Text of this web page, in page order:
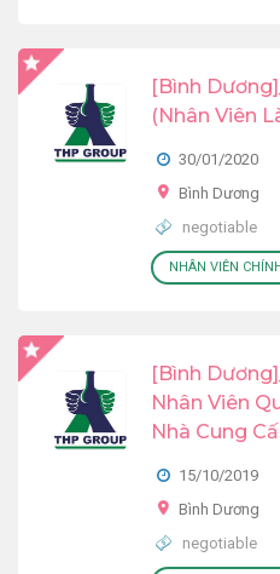
[Bình
(Nhân Viên
30/01/2020
Bình Dương
negotiable
NHÂN VIÊN
[Bình
Nhân Viên
Nhà Cung
15/10/2019
Bình Dương
negotiable